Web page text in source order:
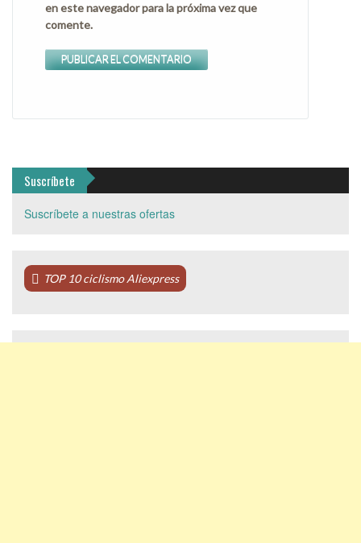
en este navegador para la próxima vez que
comente.
Suscríbete
Suscríbete a nuestras ofertas
TOP 10 ciclismo Aliexpress